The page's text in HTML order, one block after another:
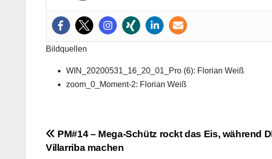
Bildquellen
WIN_20200531_16_20_01_Pro (6): Florian Weiß
zoom_0_Moment-2: Florian Weiß
Beitragsnavigation
PM#14 – Mega-Schütz rockt das Eis, während
Villarriba machen